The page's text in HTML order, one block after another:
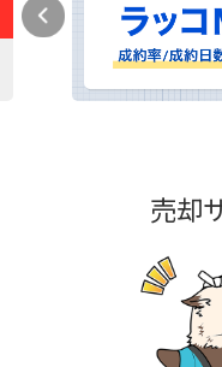
売却